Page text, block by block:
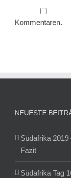
Kommentaren.
NEUESTE
Südafrika 2019
Fazit
Südafrika Tag